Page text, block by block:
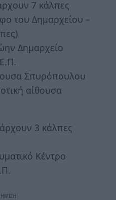
7 κάλπες
του Δημαρχείου –
Δημαρχείο
Σπυρόπουλου
αίθουσα
3 κάλπες
Κέντρο